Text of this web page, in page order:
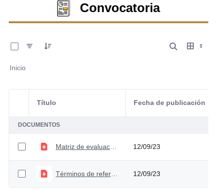
Convocatoria
Inicio
Selección del elemento
Título Fecha de publicación
DOCUMENTOS
Matriz de evaluación estudio cobertura y liquidez VF 12/09/23
Términos de referencia estudio cobertura y liquidez VF. 12/09/23